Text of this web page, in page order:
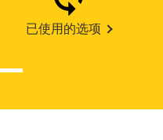
已使用的选项